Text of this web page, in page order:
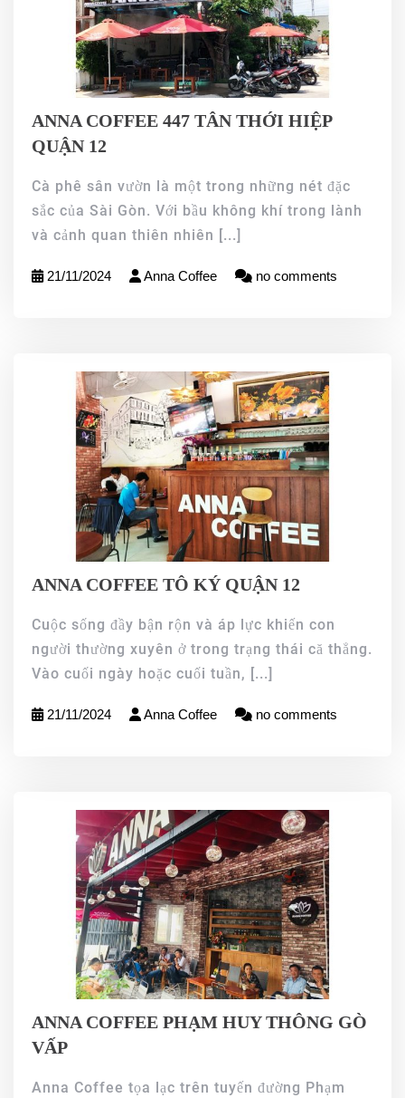
ANNA COFFEE 447 TÂN THỚI HIỆP
QUẬN 12
Cà phê sân vườn là một trong những nét đặc
sắc của Sài Gòn. Với bầu không khí trong lành
và cảnh quan thiên nhiên [...]
21/11/2024 Anna Coffee no comments
ANNA COFFEE TÔ KÝ QUẬN 12
Cuộc sống đầy bận rộn và áp lực khiến con
người thường xuyên ở trong trạng thái că thẳng.
Vào cuối ngày hoặc cuối tuần, [...]
21/11/2024 Anna Coffee no comments
ANNA COFFEE PHẠM HUY THÔNG GÒ
VẤP
Anna Coffee tọa lạc trên tuyến đường Phạm